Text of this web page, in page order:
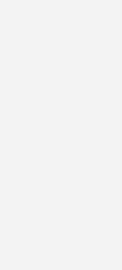
erfüllt mit
und damit den
Es
ausstellte,